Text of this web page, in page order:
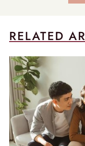
RELATED